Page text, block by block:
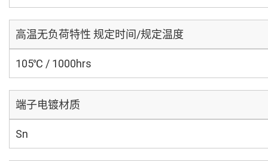
高温无负荷特性 规定时间/规定温度
105℃ / 1000hrs
端子电镀材质
Sn